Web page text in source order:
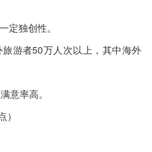
定独创性。
游者50万人次以上，其中海外
满意率高。
点）